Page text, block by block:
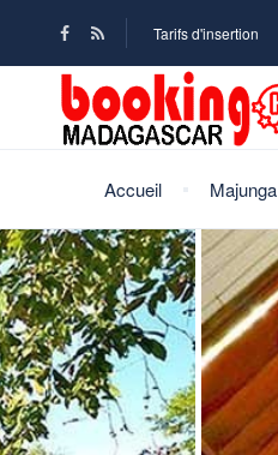
Tarifs d'insertion
Accueil Majunga